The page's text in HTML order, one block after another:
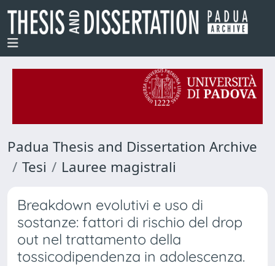
Padua Thesis and Dissertation Archive
Tesi
Lauree magistrali
Breakdown evolutivi e uso di
sostanze: fattori di rischio del drop
out nel trattamento della
tossicodipendenza in adolescenza.